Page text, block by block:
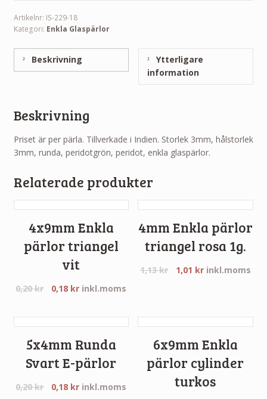
Artikelnr: IS-229-18
Kategori: Enkla Glaspärlor
Beskrivning
Ytterligare
information
Beskrivning
Priset är per pärla. Tillverkade i Indien. Storlek 3mm, hålstorlek
3mm, runda, peridotgrön, peridot, enkla glaspärlor.
Relaterade produkter
4x9mm Enkla
pärlor triangel
vit
0,20kr 0,18 kr inkl.moms
4mm Enkla pärlor
triangel rosa 1g.
1,13kr 1,01 kr inkl.moms
5x4mm Runda
Svart E-pärlor
0,20kr 0,18 kr inkl.moms
6x9mm Enkla
pärlor cylinder
turkos